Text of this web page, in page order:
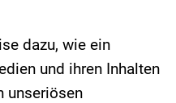
dazu, wie ein
und ihren Inhalten
unseriösen